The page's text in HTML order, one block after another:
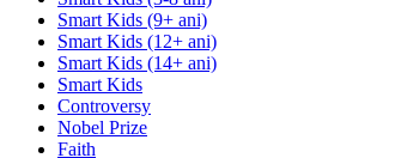
Smart Kids (9+ ani)
Smart Kids (12+ ani)
Smart Kids (14+ ani)
Smart Kids
Controversy
Nobel Prize
Faith